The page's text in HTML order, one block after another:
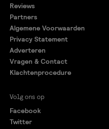
Reviews
Partners
Algemene Voorwaarden
Privacy Statement
Adverteren
Vragen & Contact
Klachtenprocedure
Volg ons op
Facebook
Twitter